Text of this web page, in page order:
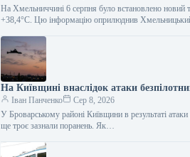
На Хмельниччині 6 серпня було встановлено новий
+38,4°C. Цю інформацію оприлюднив
На Київщині внаслідок атаки
Іван Панченко
Сер 8, 2026
У Броварському районі Київщини в результаті
ще троє зазнали поранень. Як…